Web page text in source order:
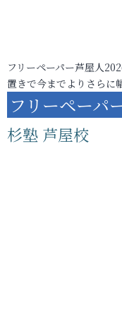
フリーペーパー芦屋人
置きで今までよりさらに
フリーペーパ
杉塾 芦屋校